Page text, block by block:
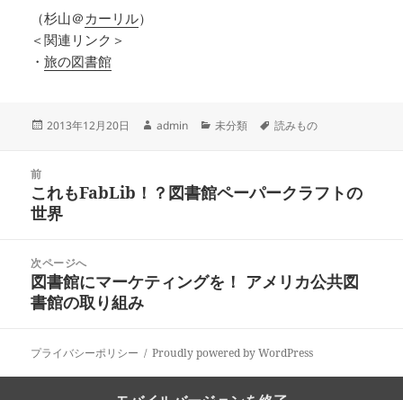
（杉山＠ カーリル）
＜関連リンク＞
・旅の図書館
投
2013年12月20日
作
admin
カ
ー
未分類
タ
読みもの
前
前
の
稿:
これもFabLib！？図書館ペーパークラフトの
世界
次ページへ
次
の
稿:
図書館にマーケティングを！ アメリカ公共図
書館の取り組み
プライバシーポリシー Proudly powered by WordPress